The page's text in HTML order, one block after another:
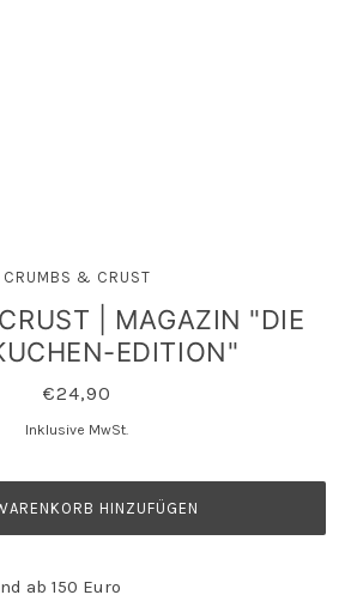
CRUMBS & CRUST
| MAGAZIN "DIE
EDITION"
€24,90
Inklusive MwSt.
HINZUFÜGEN
ab 150 Euro